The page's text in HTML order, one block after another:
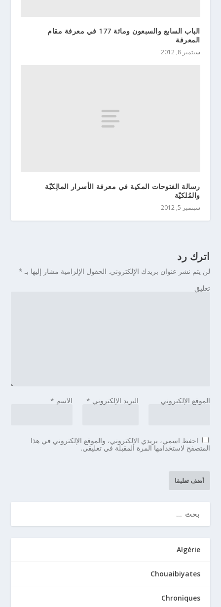
الباب السابع والسبعون ومائة 177 في معرفة مقام
المعرفة
سبتمبر 8, 2012
رسالة الفتوحات المكية في معرفة الأسرار المالِكيّة
والمُلكيّة
سبتمبر 5, 2012
اترك رد
لن يتم نشر عنوان بريدك الإلكتروني. الحقول الإلزامية مشار إليها بـ *
تعليق
الاسم * البريد الإلكتروني * الموقع الإلكتروني
احفظ اسمي، بريدي الإلكتروني، والموقع الإلكتروني في هذا
المتصفح لاستخدامها المرة المقبلة في تعليقي.
Algérie
Chouaibiyates
Chroniques